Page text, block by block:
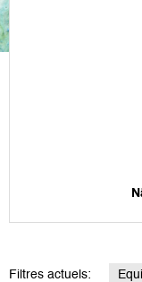
Filtres actuels: